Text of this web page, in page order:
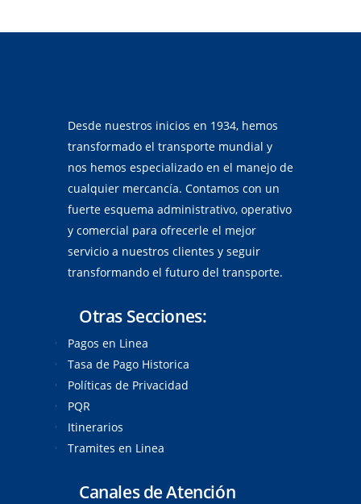
Desde nuestros inicios en 1934, hemos
transformado el transporte mundial y
nos hemos especializado en el manejo de
cualquier mercancía. Contamos con un
fuerte esquema administrativo, operativo
y comercial para ofrecerle el mejor
servicio a nuestros clientes y seguir
transformando el futuro del transporte.
Otras Secciones:
Pagos en Linea
Tasa de Pago Historica
Políticas de Privacidad
PQR
Itinerarios
Tramites en Linea
Canales de Atención